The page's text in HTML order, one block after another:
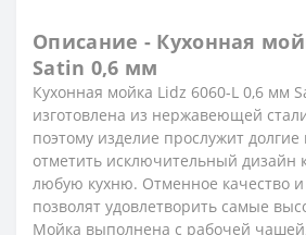
Описание - Кухонная
Satin 0,6 мм
Кухонная мойка Lidz 6060-L 0,6 мм
изготовлена из нержавеющей
поэтому изделие прослужит долгие
отметить исключительный дизайн
любую кухню. Отменное качество
позволят удовлетворить самые
Мойка выполнена с рабочей